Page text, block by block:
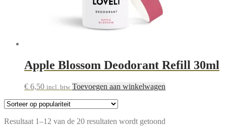
Apple Blossom Deodorant Refill 30ml
€ 6,50 incl. btw Toevoegen aan winkelwagen
Resultaat 1–12 van de 20 resultaten wordt getoond